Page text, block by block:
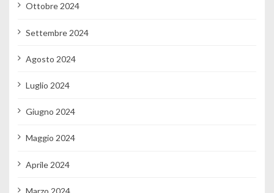
Ottobre 2024
Settembre 2024
Agosto 2024
Luglio 2024
Giugno 2024
Maggio 2024
Aprile 2024
Marzo 2024